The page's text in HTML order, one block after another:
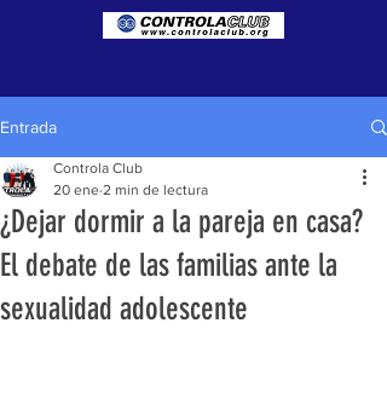
Entrada
¿Dejar dormir a la pareja en casa?
El debate de las familias ante la
sexualidad adolescente
Controla Club
20 ene 2 min de lectura